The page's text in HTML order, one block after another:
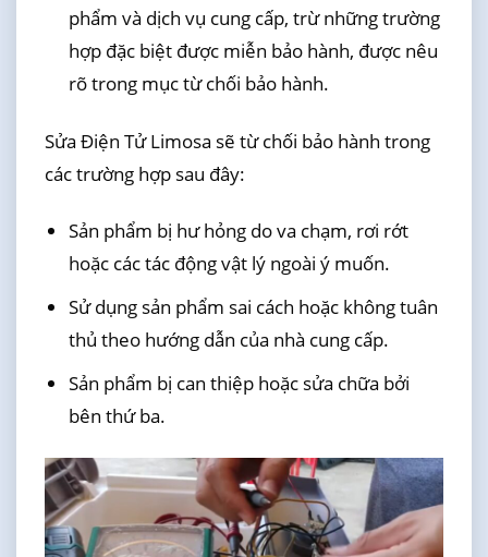
phẩm và dịch vụ cung cấp, trừ những trường
hợp đặc biệt được miễn bảo hành, được nêu
rõ trong mục từ chối bảo hành.
Sửa Điện Tử Limosa sẽ từ chối bảo hành trong
các trường hợp sau đây:
Sản phẩm bị hư hỏng do va chạm, rơi rớt
hoặc các tác động vật lý ngoài ý muốn.
Sử dụng sản phẩm sai cách hoặc không tuân
thủ theo hướng dẫn của nhà cung cấp.
Sản phẩm bị can thiệp hoặc sửa chữa bởi
bên thứ ba.